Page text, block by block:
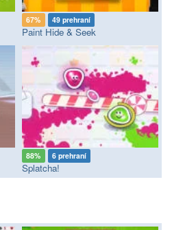
67% 49 prehraní
Paint Hide & Seek
88% 6 prehraní
Splatcha!